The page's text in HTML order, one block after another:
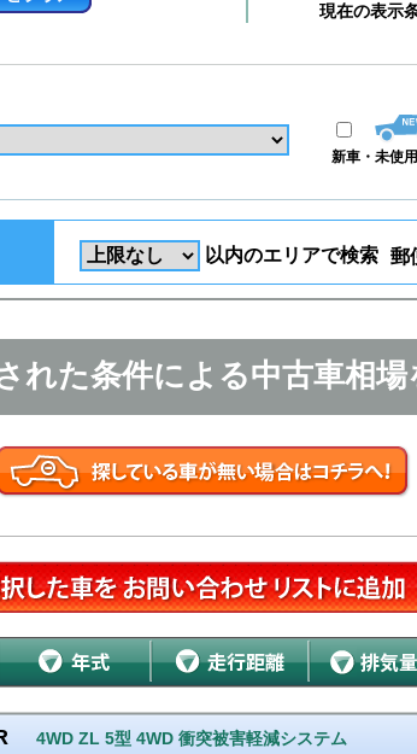
現在の表示
新車・未使
以内のエリアで検索 郵
れた条件による中古車相場
4WD ZL 5型 4WD 衝突被害軽減システム